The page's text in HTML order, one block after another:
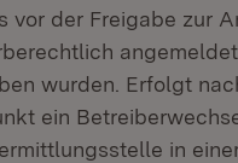
vor der Freigabe zur
wurden. Erfolgt
ein
in